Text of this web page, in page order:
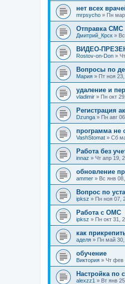
нет всех
mrpsycho » Пн мар
Отправка СМС
Дмитрий_Крск »
ВИДЕО-
Rostov-on-Don »
Вопросы по
Мария » Пт ноя
удаление и
vladimir » Пн окт
Регистрация
Dzunga » Пн авг
программа не
VashStomat » Сб
Работа без
innaz » Чт апр 19,
обновление
ammer » Вс янв
Вопрос по
ipksz » Пн ноя 07,
Работа с ОМС
ipksz » Пн окт 31,
как
аделя » Пн май 30,
обучение
Виктория » Чт фев
Настройка по
alexzz1 » Вт янв